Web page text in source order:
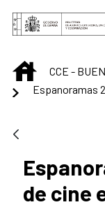
Saltar al
INICIO
CCE -
Espanoramas
de cine